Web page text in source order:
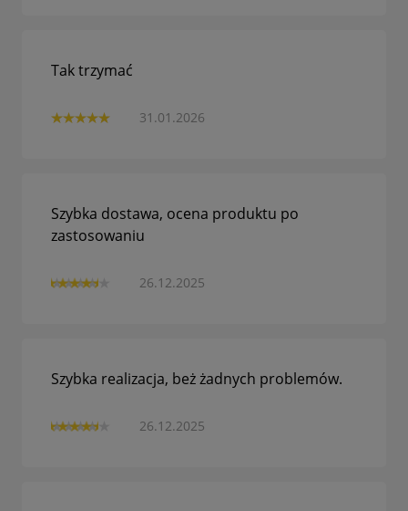
31.01.2026
Tak trzymać
26.12.2025
Szybka dostawa, ocena produktu po
zastosowaniu
26.12.2025
Szybka realizacja, beż żadnych problemów.